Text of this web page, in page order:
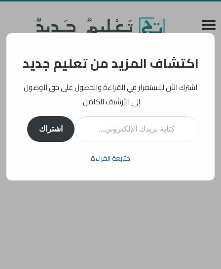
اكتشاف المزيد من تعليم جديد
اشترك الآن للاستمرار في القراءة والحصول على حق الوصول
إلى الأرشيف الكامل.
كتابة بريدك الإلكتروني...
اشتراك
متابعة القراءة